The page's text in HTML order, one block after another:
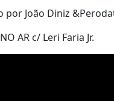
por João Diniz
AR c/ Leri Faria Jr.